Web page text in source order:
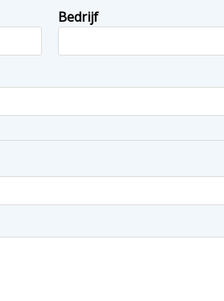
Bedrijf